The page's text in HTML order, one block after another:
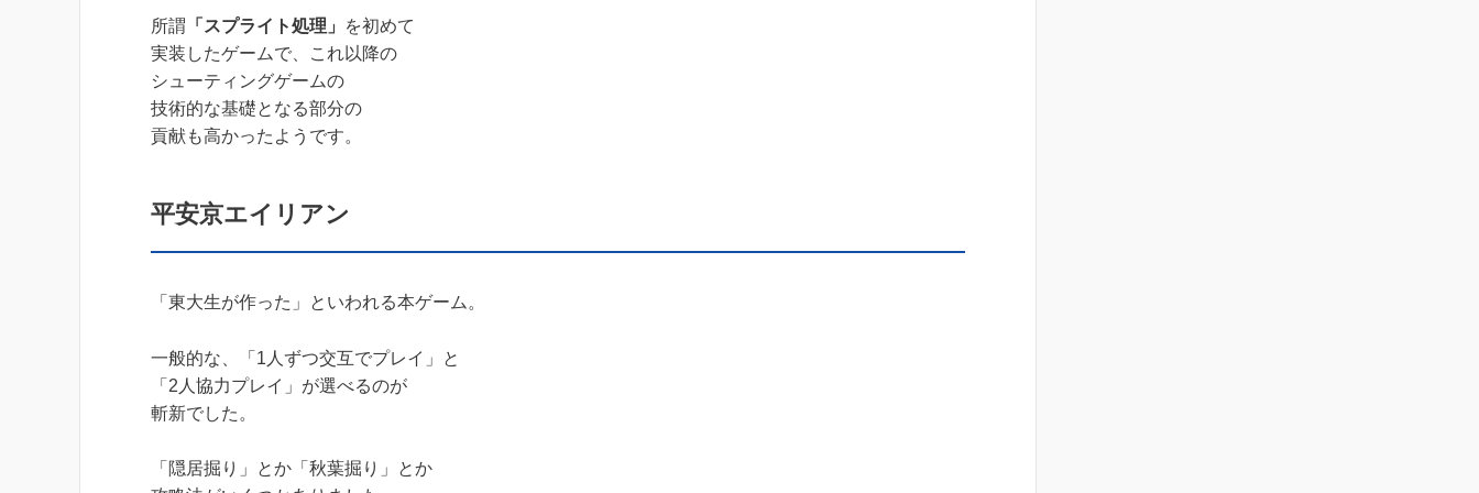
所謂 「スプライト処理」
を初めて
実装したゲームで、これ以降の
シューティングゲームの
技術的な基礎となる部分の
貢献も高かったようです。
平安京エイリアン
「東大生が作った」といわれる本ゲーム。
一般的な、「1人ずつ交互でプレイ」と
「2人協力プレイ」が選べるのが
斬新でした。
「隠居掘り」とか「秋葉掘り」とか